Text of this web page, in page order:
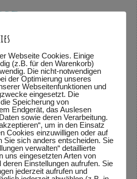
immer wieder das bewusste
Emotionen, Gedanken und
mir auch gleichzeitig eine
ich wirklich?
Ziel bewusst handeln?
Webseite Cookies. Einige
(z.B. für den Warenkorb)
Die nicht-notwendigen
der Optimierung unseres
Webseitenfunktionen und
eingesetzt. Die
Speicherung von
Endgerät, das Auslesen
sowie deren Verarbeitung.
um in den Einsatz
Cookies einzuwilligen oder auf
Sie sich anders entscheiden. Sie
verwalten“ detaillierte
uns eingesetzten Arten von
Einstellungen aufrufen. Sie
jederzeit aufrufen und